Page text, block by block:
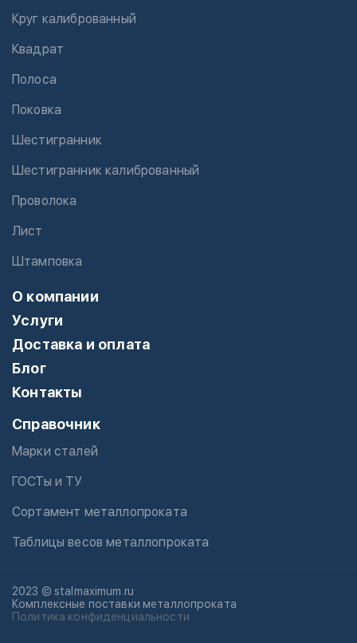
Круг калиброванный
Квадрат
Полоса
Поковка
Шестигранник
Шестигранник калиброванный
Проволока
Лист
Штамповка
О компании
Услуги
Доставка и оплата
Блог
Контакты
Справочник
Марки сталей
ГОСТы и ТУ
Сортамент металлопроката
Таблицы весов металлопроката
2023 © stalmaximum.ru
Комплексные поставки металлопроката
Политика конфиденциальности